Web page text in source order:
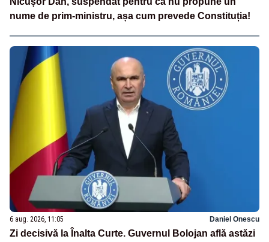
nume de prim-ministru, așa cum prevede Constituția!
6 aug. 2026, 11:05 Daniel Onescu
Zi decisivă la Înalta Curte. Guvernul Bolojan află astăzi